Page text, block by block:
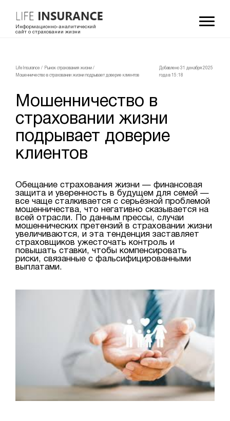
Информационно-аналитический
сайт о страховании жизни
LifeInsurance / Рынок страхования жизни /
Мошенничество в страховании жизни подрывает доверие клиентов
Добавлено 31 декабря 2025
года в 15:18
Мошенничество в
страховании жизни
подрывает доверие
клиентов
Обещание страхования жизни — финансовая
защита и уверенность в будущем для семей —
все чаще сталкивается с серьёзной проблемой
мошенничества, что негативно сказывается на
всей отрасли. По данным прессы, случаи
мошеннических претензий в страховании жизни
увеличиваются, и эта тенденция заставляет
страховщиков ужесточать контроль и
повышать ставки, чтобы компенсировать
риски, связанные с фальсифицированными
выплатами.